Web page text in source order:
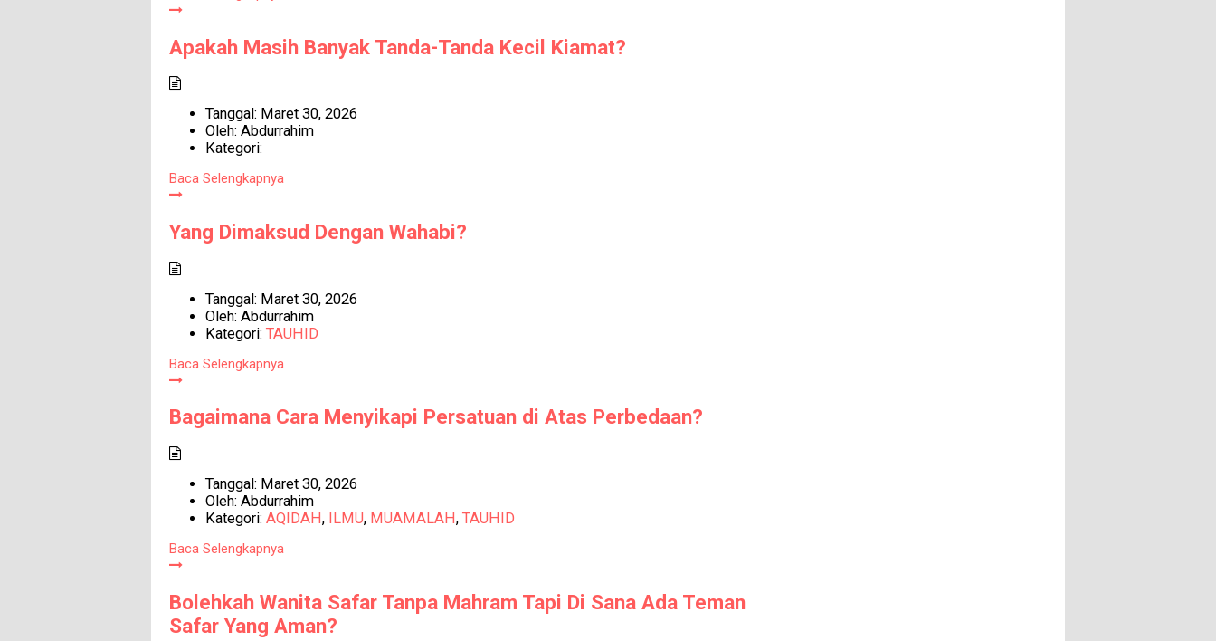
Apakah Masih Banyak Tanda-Tanda Kecil Kiamat?
Tanggal: Maret 30, 2026
Oleh: Abdurrahim
Kategori:
Baca Selengkapnya
Yang Dimaksud Dengan Wahabi?
Tanggal: Maret 30, 2026
Oleh: Abdurrahim
Kategori: TAUHID
Baca Selengkapnya
Bagaimana Cara Menyikapi Persatuan di Atas Perbedaan?
Tanggal: Maret 30, 2026
Oleh: Abdurrahim
Kategori: AQIDAH, ILMU, MUAMALAH, TAUHID
Baca Selengkapnya
Bolehkah Wanita Safar Tanpa Mahram Tapi Di Sana Ada Teman
Safar Yang Aman?